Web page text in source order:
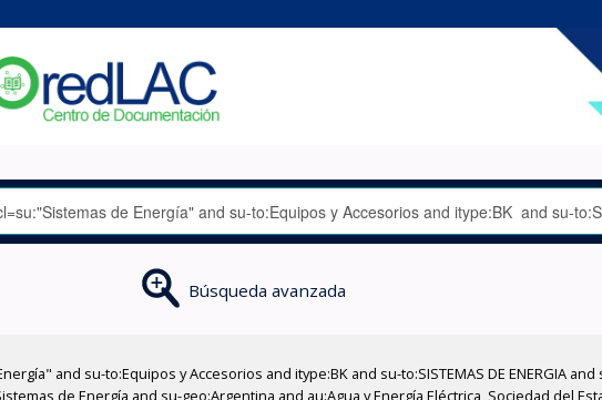
Búsqueda avanzada
and su-to:Equipos y Accesorios and itype:BK and su-to:SISTEMAS DE ENERGIA
de Energía and su-geo:Argentina and au:Agua y Energía Eléctrica, Sociedad del